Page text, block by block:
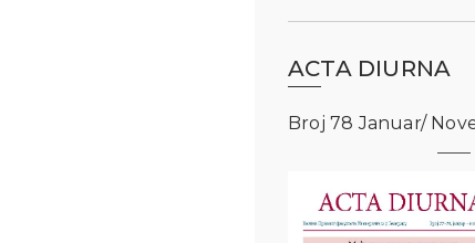
ACTA DIURNA
Broj 78 Januar/